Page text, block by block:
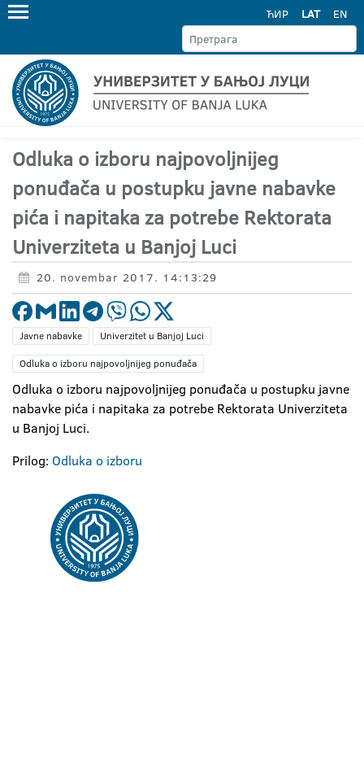
ЋИР LAT EN
Odluka o izboru najpovoljnijeg
ponuđača u postupku javne nabavke
pića i napitaka za potrebe Rektorata
Univerziteta u Banjoj Luci
20. novembar 2017. 14:13:29
Javne nabavke
Univerzitet u Banjoj Luci
Odluka o izboru najpovoljnijeg ponuđača
Odluka o izboru najpovoljnijeg ponuđača u postupku javne
nabavke pića i napitaka za potrebe Rektorata Univerziteta
u Banjoj Luci.
Prilog: Odluka o izboru